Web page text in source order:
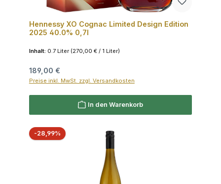
Hennessy XO Cognac Limited Design Edition
2025 40.0% 0,7l
Inhalt: 0.7 Liter (270,00 € / 1 Liter)
Regulärer Preis:
189,00 €
Preise inkl. MwSt. zzgl. Versandkosten
In den Warenkorb
-28,99%Rabatt